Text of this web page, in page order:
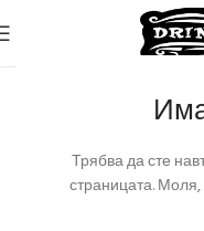
Трябва да сте
страницата. Моля,